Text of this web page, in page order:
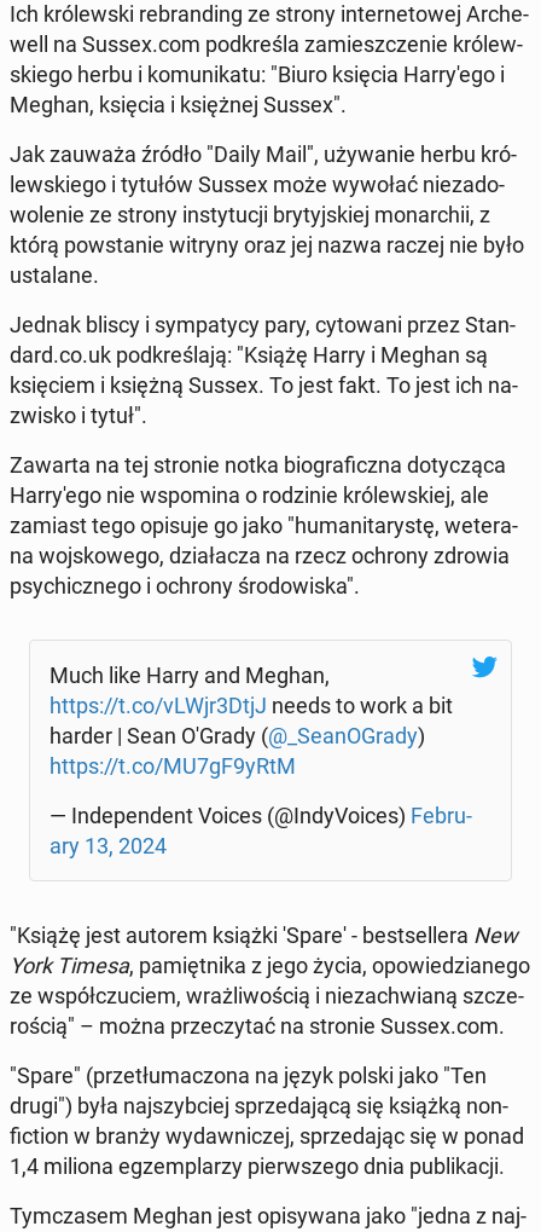
Ich kró­lew­ski re­bran­ding ze strony in­ter­ne­to­wej Ar­che­
well na Sussex.com pod­kre­śla za­miesz­cze­nie kró­lew­
skie­go herbu i ko­mu­ni­ka­tu: "Biuro księcia Har­ry­'e­go i
Meghan, księcia i księż­nej Sussex".
Jak zauważa źródło "Daily Mail", uży­wa­nie herbu kró­
lew­skie­go i tytułów Sussex może wywołać nie­za­do­
wo­le­nie ze strony in­sty­tu­cji bry­tyj­skiej mo­nar­chii, z
którą po­wsta­nie witryny oraz jej nazwa raczej nie było
usta­la­ne.
Jednak bliscy i sym­pa­ty­cy pary, cy­to­wa­ni przez Stan­
dard.co.uk pod­kre­śla­ją: "Książę Harry i Meghan są
księ­ciem i księżną Sussex. To jest fakt. To jest ich na­
zwi­sko i tytuł".
Zawarta na tej stronie notka bio­gra­ficz­na do­ty­czą­ca
Har­ry­'e­go nie wspo­mi­na o ro­dzi­nie kró­lew­skiej, ale
zamiast tego opisuje go jako "hu­ma­ni­ta­ry­stę, we­te­ra­
na woj­sko­we­go, dzia­ła­cza na rzecz ochrony zdrowia
psy­chicz­ne­go i ochrony śro­do­wi­ska".
Much like Harry and Meghan,
https://t.co/vLWjr3DtjJ needs to work a bit
harder | Sean O'Grady (@_Se­anO­Gra­dy)
https://t.co/MU7gF9yRtM
— In­de­pen­dent Voices (@In­dy­Vo­ices) Fe­bru­
ary 13, 2024
"Książę jest autorem książki 'Spare' - be­st­sel­le­ra New
York Timesa, pa­mięt­ni­ka z jego życia, opo­wie­dzia­ne­go
ze współ­czu­ciem, wraż­li­wo­ścią i nie­za­chwia­ną szcze­
ro­ścią" – można prze­czy­tać na stronie Sussex.com.
"Spare" (prze­tłu­ma­czo­na na język polski jako "Ten
drugi") była naj­szyb­ciej sprze­da­ją­cą się książką non-
fiction w branży wy­daw­ni­czej, sprze­da­jąc się w ponad
1,4 miliona eg­zem­pla­rzy pierw­sze­go dnia pu­bli­ka­cji.
Tym­cza­sem Meghan jest opi­sy­wa­na jako "jedna z naj­